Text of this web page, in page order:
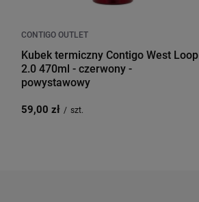
CONTIGO OUTLET
Kubek termiczny Contigo West Loop
2.0 470ml - czerwony -
powystawowy
59,00 zł / szt.